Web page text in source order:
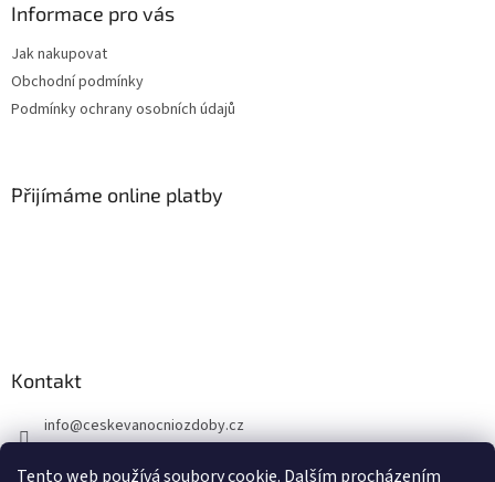
Tento web používá soubory cookie. Dalším procházením
Informace pro vás
Jak nakupovat
Obchodní podmínky
Podmínky ochrany osobních údajů
Přijímáme online platby
Kontakt
info@ceskevanocniozdoby.cz